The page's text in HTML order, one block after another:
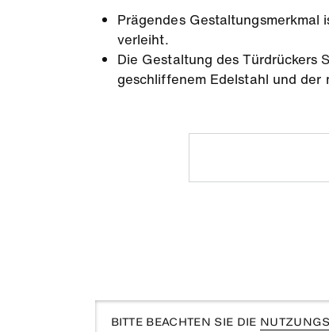
Prägendes
verleiht.
Die Gestaltung des Türdrückers
geschliffenem Edelstahl und der
BITTE BEACHTEN SIE DIE